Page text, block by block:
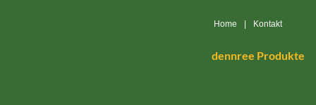
dennree Produkte
Home Kontakt